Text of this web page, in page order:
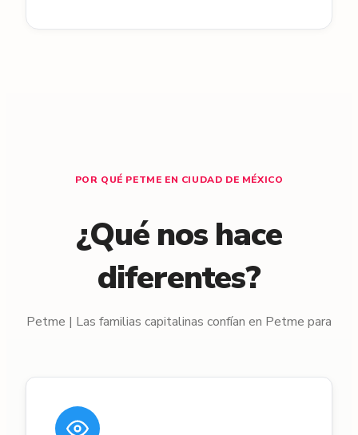
POR QUÉ PETME EN CIUDAD DE MÉXICO
¿Qué nos hace
diferentes?
Petme | Las familias capitalinas confían en Petme para